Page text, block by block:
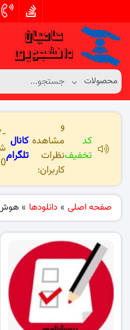
کد
تخفیف
و
مشاهده
نظرات
کاربران:
کانال
تلگرام
صفحه اصلی » دانلودها » هوش